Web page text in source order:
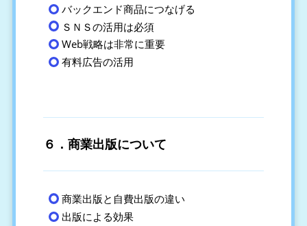
バックエンド商品につなげる
ＳＮＳの活用は必須
Web戦略は非常に重要
有料広告の活用
６．商業出版について
商業出版と自費出版の違い
出版による効果